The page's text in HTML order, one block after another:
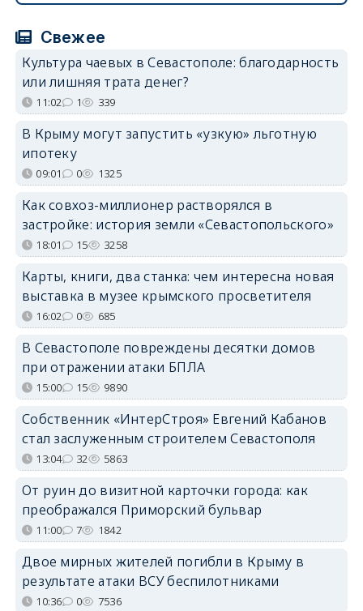
Свежее
Культура чаевых в Севастополе: благодарность
или лишняя трата денег?
11:02 1 339
В Крыму могут запустить «узкую» льготную
ипотеку
09:01 0 1325
Как совхоз-миллионер растворялся в
застройке: история земли «Севастопольского»
18:01 15 3258
Карты, книги, два станка: чем интересна новая
выставка в музее крымского просветителя
16:02 0 685
В Севастополе повреждены десятки домов
при отражении атаки БПЛА
15:00 15 9890
Собственник «ИнтерСтроя» Евгений Кабанов
стал заслуженным строителем Севастополя
13:04 32 5863
От руин до визитной карточки города: как
преображался Приморский бульвар
11:00 7 1842
Двое мирных жителей погибли в Крыму в
результате атаки ВСУ беспилотниками
10:36 0 7536